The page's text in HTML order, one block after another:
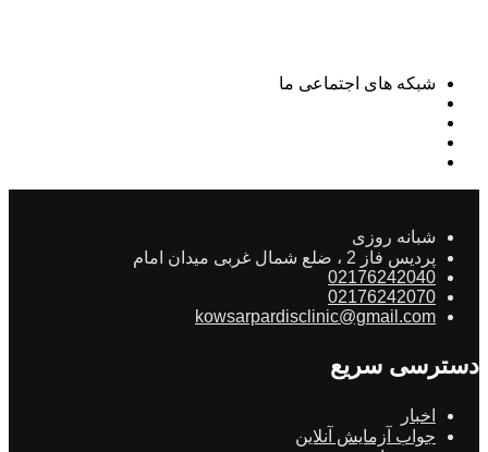
شبکه های اجتماعی ما
شبانه روزی
پردیس فاز 2 ، ضلع شمال غربی میدان امام
02176242040
02176242070
kowsarpardisclinic@gmail.com
دسترسی سریع
اخبار
جواب آزمایش آنلاین